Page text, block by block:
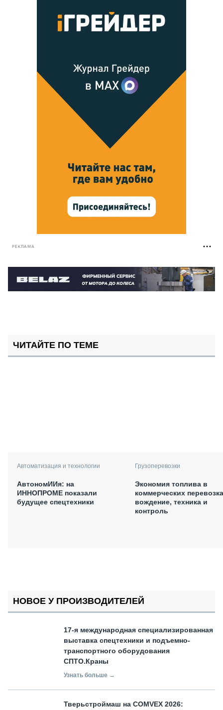
РЕКЛАМА
ЧИТАЙТЕ ПО ТЕМЕ
Автоматизация и технологии
АвтономИИя: на
ИННОПРОМЕ показали
будущее спецтехники
Грузоперевозки
Экономия топлива в
коммерческих
вождение, техника и
контроль
НОВОЕ У ПРОИЗВОДИТЕЛЕЙ
17-я международная специализированная
выставка спецтехники и подъемно-
транспортного оборудования
СПТО.Краны
Узнать больше →
Тверьстроймаш на COMVEX 2026: